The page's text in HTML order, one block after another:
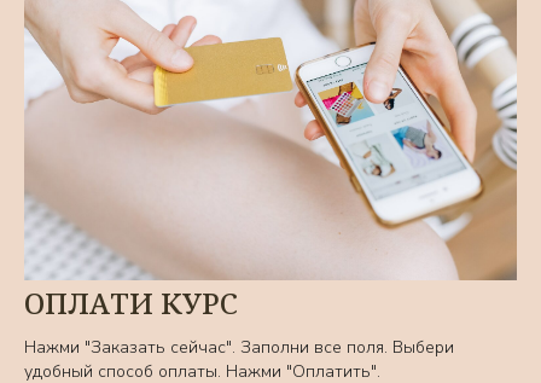
ОПЛАТИ КУРС
Нажми "Заказать сейчас". Заполни все поля. Выбери
удобный способ оплаты. Нажми "Оплатить".